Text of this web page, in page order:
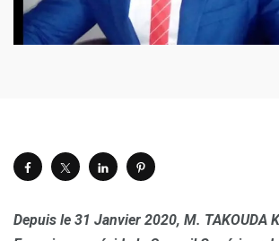
Depuis le 31 Janvier 2020, M. TAKOUDA